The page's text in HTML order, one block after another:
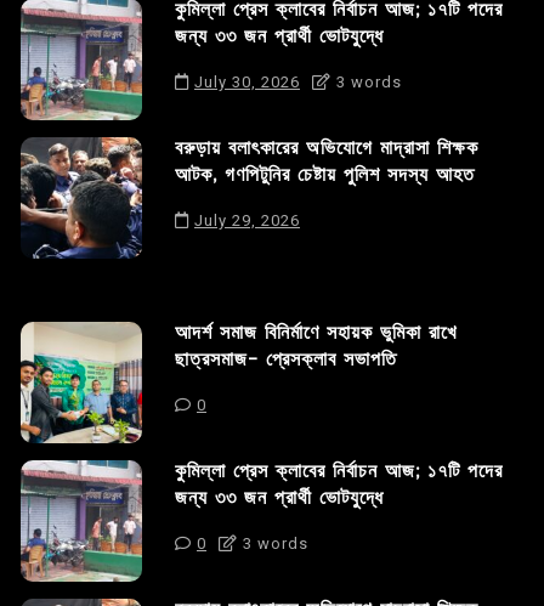
কুমিল্লা প্রেস ক্লাবের নির্বাচন আজ; ১৭টি পদের
জন্য ৩৩ জন প্রার্থী ভোটযুদ্ধে
July 30, 2026 3 words
বরুড়ায় বলাৎকারের অভিযোগে মাদ্রাসা শিক্ষক
আটক, গণপিটুনির চেষ্টায় পুলিশ সদস্য আহত
July 29, 2026
আদর্শ সমাজ বিনির্মাণে সহায়ক ভুমিকা রাখে
ছাত্রসমাজ- প্রেসক্লাব সভাপতি
0
কুমিল্লা প্রেস ক্লাবের নির্বাচন আজ; ১৭টি পদের
জন্য ৩৩ জন প্রার্থী ভোটযুদ্ধে
0 3 words